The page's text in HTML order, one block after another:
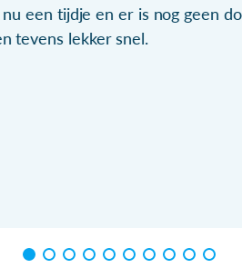
een tijdje en er is nog geen
tevens lekker snel.